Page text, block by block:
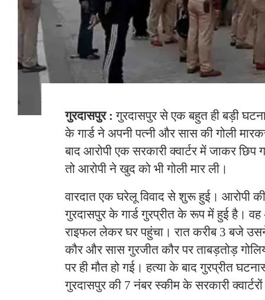
गुरदासपुर : गुरदासपुर से एक बहुत ही बड़ी
के गार्ड ने अपनी पत्नी और सास की गोली
बाद आरोपी एक सरकारी क्वार्टर में जाकर छिप
तो आरोपी ने खुद को भी गोली मार ली।
वारदात एक घरेलू विवाद से शुरू हुई। आरोपी
गुरदासपुर के गार्ड गुरप्रीत के रूप में हुई है।
राइफल लेकर घर पहुंचा। रात करीब 3 बजे
कौर और सास गुरजीत कौर पर ताबड़तोड़
पर ही मौत हो गई। हत्या के बाद गुरप्रीत
गुरदासपुर की 7 नंबर स्कीम के सरकारी